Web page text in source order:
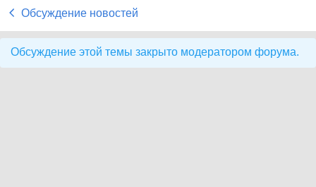
Обсуждение новостей
Обсуждение этой темы закрыто модератором форума.